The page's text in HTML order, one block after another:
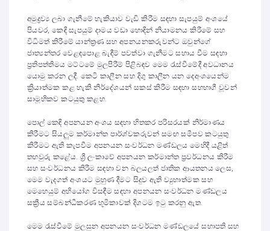
අමුද්‍රව්‍ය ලබා ගැනීමේ හැකියාව වැඩි කිරීම සඳහා සැපයුම් අංශයේ
පියවර, කෙඳි සැපයුම් දාමය වඩා හොඳින් නියාමනය කිරීමේ සහ
විධිමත් කිරීමේ යාන්ත්‍රණ සහ අපනයනකරුවන්ට ඔවුන්ගේ
ජාත්‍යන්තර වෙළඳපොළ බැඳීම් පවත්වා ගැනීමට සහාය වීම සඳහා
ප්‍රතිපත්තිමය මට්ටමේ මුලපිරීම් පිළිබඳව මෙම රැස්වීමේදී අවධානය
යොමු කරන ලදී. කෙටි කාලීන සහ දිගු කාලීන යන දෙඅංශයෙන්ම
ක්‍රියාත්මක කළ හැකි නිර්දේශයන් සකස් කිරීම සඳහා සහභාගී වූවන්
සාමූහිකව කටයුතු කළහ.
පොල් කෙඳි අපනයන අංශය සඳහා හිතකර පරිසරයක් නිර්මාණය
කිරීමට සියලුම කර්මාන්ත පාර්ශ්වකරුවන් සමඟ සමීපව කටයුතු
කිරීමට ඇති කැපවීම අපනයන සංවර්ධන මණ්ඩලය මෙහිදී යළිත්
තහවුරු කළේය. ශ්‍රී ලංකාවේ අපනයන කර්මාන්ත ප්‍රවර්ධනය කිරීම
සහ සංවර්ධනය කිරීම සඳහා වන බලයලත් ජාතික ආයතනය ලෙස,
මෙම වැදගත් අංශයට මුහුණ දීමට සිදුව ඇති ව්‍යුහාත්මක සහ
මෙහෙයුම් අභියෝග විසඳීම සඳහා අපනයන සංවර්ධන මණ්ඩලය
සක්‍රීය සම්බන්ධීකරණ භූමිකාවක් දිගටම ඉටු කරනු ඇත.
මෙම රැස්වීමේ මුලසුන අපනයන සංවර්ධන මණ්ඩලයේ සභාපති සහ